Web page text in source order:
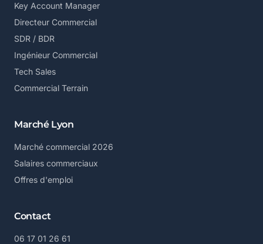
Key Account Manager
Directeur Commercial
SDR / BDR
Ingénieur Commercial
Tech Sales
Commercial Terrain
Marché Lyon
Marché commercial 2026
Salaires commerciaux
Offres d'emploi
Contact
06 17 01 26 61